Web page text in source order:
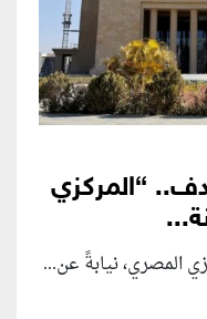
“المركزي
المصري، نيابةً عن...